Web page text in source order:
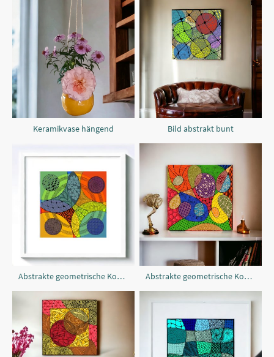
Keramikvase hängend Bild abstrakt bunt
Abstrakte geometrische Komposition Abstrakte geometrische Komposition